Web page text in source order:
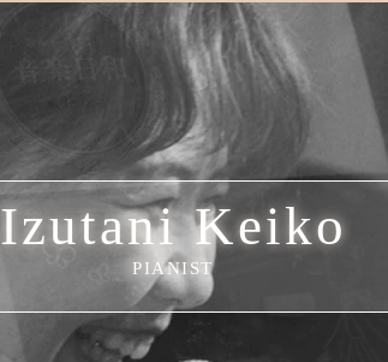
Izutani Keiko
PIANIST